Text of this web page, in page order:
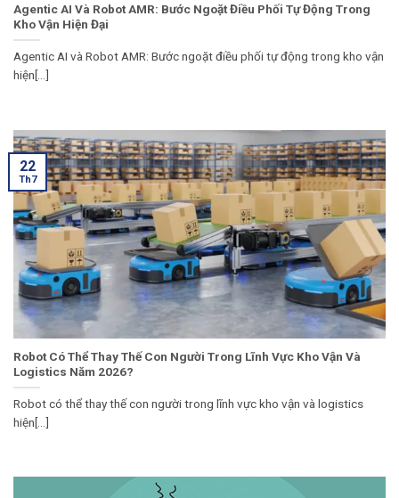
Agentic AI Và Robot AMR: Bước Ngoặt Điều Phối Tự Động Trong
Kho Vận Hiện Đại
Agentic AI và Robot AMR: Bước ngoặt điều phối tự động trong kho vận
hiện[...]
Robot Có Thể Thay Thế Con Người Trong Lĩnh Vực Kho Vận Và
Logistics Năm 2026?
Robot có thể thay thế con người trong lĩnh vực kho vận và logistics
hiện[...]
22
Th7